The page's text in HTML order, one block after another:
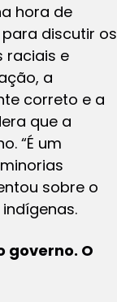
hora de
discutir os
raciais e
a
correto e a
que a
“É um
sobre o
O